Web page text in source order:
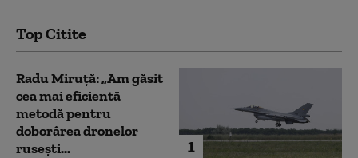
Top Citite
1
Radu Miruță: „Am găsit
cea mai eficientă
metodă pentru
doborârea dronelor
rusești...